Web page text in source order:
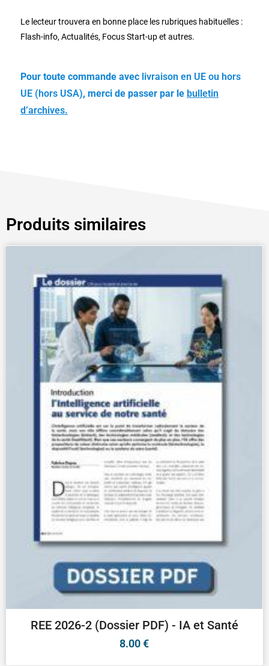
Le lecteur trouvera en bonne place les rubriques habituelles :
Flash-info, Actualités, Focus Start-up et autres.
Pour toute commande avec livraison en UE ou hors
UE (hors USA), merci de passer par le bulletin
d’archives.
Produits similaires
REE 2026-2 (Dossier PDF) - IA et Santé
8.00€